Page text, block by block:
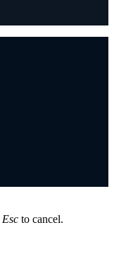
Esc to cancel.